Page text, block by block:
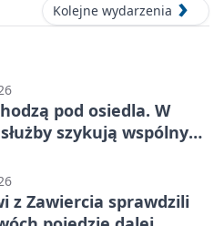
Kolejne wydarzenia
pod osiedla. W
szykują wspólny
z Zawiercia sprawdzili